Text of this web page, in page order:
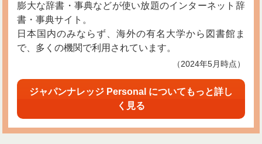
膨大な辞書・事典などが使い放題のインターネット辞
書・事典サイト。
日本国内のみならず、海外の有名大学から図書館ま
で、多くの機関で利用されています。
（2024年5月時点）
ジャパンナレッジ Personal についてもっと詳し
く見る